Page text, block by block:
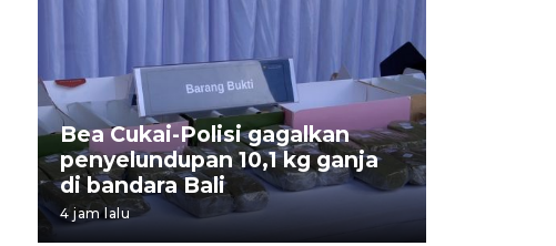
Bea Cukai-Polisi gagalkan
penyelundupan 10,1 kg ganja
di bandara Bali
4 jam lalu